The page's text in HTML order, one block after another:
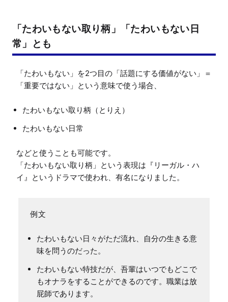
「たわいもない取り柄」「たわいもない日
常」とも
「たわいもない」を2つ目の「話題にする価値がない」＝
たわいもない取り柄（とりえ）
たわいもない日常
などと使うことも可能です。
「たわいもない取り柄」という表現は『リーガル・ハ
たわいもない日々がただ流れ、自分の生きる意
味を問うのだった。
たわいもない特技だが、吾輩はいつでもどこで
もオナラをすることができるのです。職業は放
屁師であります。